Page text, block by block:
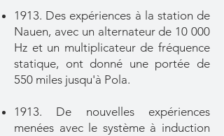
1913. Des expériences à la station de
Nauen, avec un alternateur de 10 000
Hz et un multiplicateur de fréquence
statique, ont donné une portée de
550 miles jusqu'à Pola.
1913. De nouvelles expériences
menées avec le système à induction